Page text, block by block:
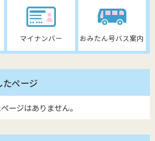
マイナンバー おみたん号バス案内
たページ
ージはありません。